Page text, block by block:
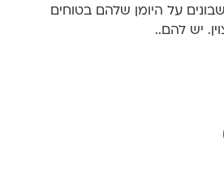
על היומן שלהם בטוחים
יש להם..